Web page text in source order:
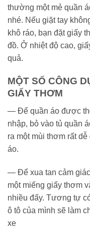
thường một mẻ quần
nhé. Nếu giặt tay
khô ráo, bạn đặt giấy
đồ. Ở nhiệt độ cao,
quả.
MỘT SỐ CÔNG
GIẤY THƠM
— Để quần áo được
nhập, bỏ vào tủ quần
ra một mùi thơm rất
áo.
— Để xua tan cảm
một miếng giấy thơm
nhiều đấy. Tương tự
ô tô của mình sẽ làm
xe